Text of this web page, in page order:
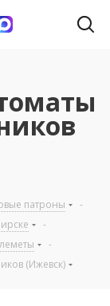
патроны
-
-
-
(Ижевск)